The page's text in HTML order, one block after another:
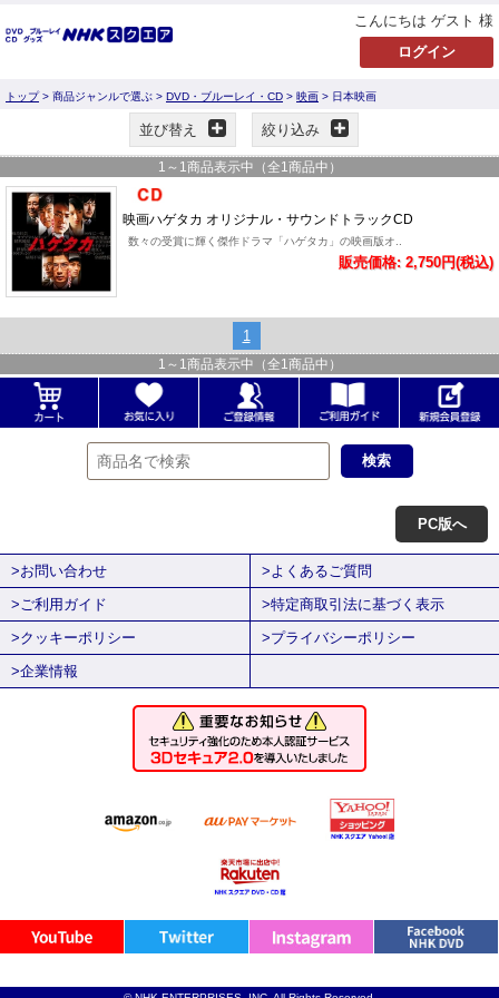
こんにちは ゲスト 様
トップ> 商品ジャンルで選ぶ > DVD・ブルーレイ・CD > 映画 > 日本映画
並び替え 絞り込み
1 ～ 1 商品表示中（全1 商品中）
映画ハゲタカ オリジナル・サウンドトラックCD
数々の受賞に輝く傑作ドラマ「ハゲタカ」の映画版オ..
販売価格: 2,750円(税込)
1
1 ～ 1 商品表示中（全1 商品中）
PC版へ
>お問い合わせ
>よくあるご質問
>ご利用ガイド
>特定商取引法に基づく表示
>クッキーポリシー
>プライバシーポリシー
>企業情報